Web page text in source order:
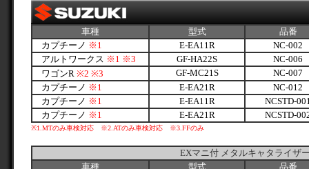
車種 型式
品番
カプチーノ ※1 E-EA11R
NC-002
アルトワークス ※1 ※3 GF-HA22S
NC-006
ワゴンR ※2 ※3 GF-MC21S
NC-007
カプチーノ ※1 E-EA21R
NC-012
カプチーノ ※1 E-EA11R
NCSTD-
カプチーノ ※1 E-EA21R NCSTD-
※1 .MTのみ車検対応 ※2.ATのみ車検対応 ※3.FFのみ
EXマニ付 メタルキャタライザ
車種
型式
品番